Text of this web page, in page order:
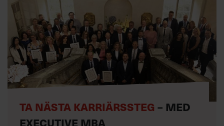
TA NÄSTA KARRIÄRSSTEG – MED